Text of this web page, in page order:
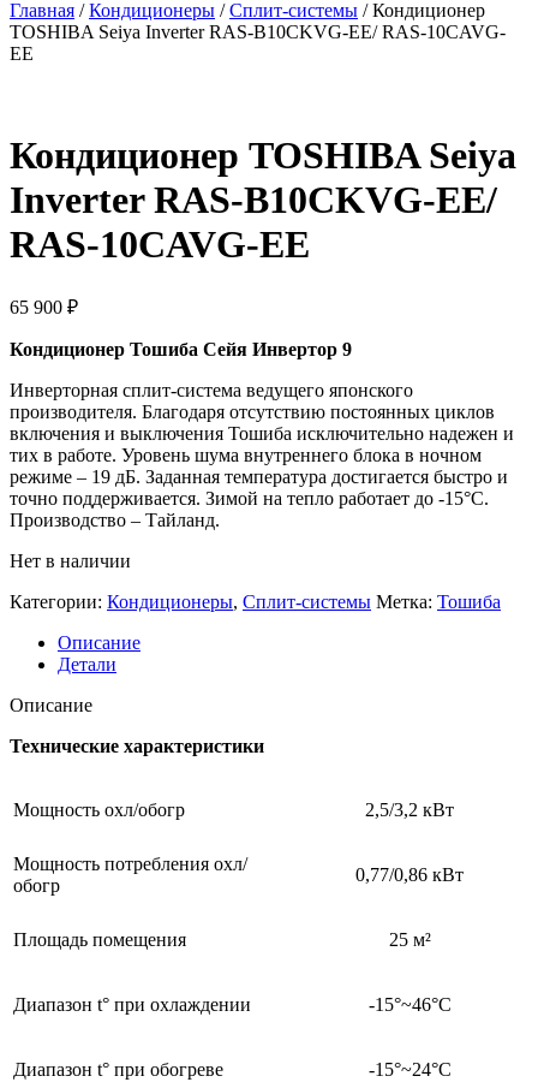
Главная /Кондиционеры /Сплит-системы / Кондиционер
TOSHIBA Seiya Inverter RAS-B10CKVG-EE/ RAS-10CAVG-
EE
Кондиционер TOSHIBA Seiya
Inverter RAS-B10CKVG-EE/
RAS-10CAVG-EE
65 900 ₽
Кондиционер Тошиба Сейя Инвертор 9
Инверторная сплит-система ведущего японского
производителя. Благодаря отсутствию постоянных циклов
включения и выключения Тошиба исключительно надежен и
тих в работе. Уровень шума внутреннего блока в ночном
режиме – 19 дБ. Заданная температура достигается быстро и
точно поддерживается. Зимой на тепло работает до -15°С.
Производство – Тайланд.
Нет в наличии
Категории: Кондиционеры, Сплит-системы Метка: Тошиба
Описание
Детали
Описание
Технические характеристики
Мощность охл/обогр 2,5/3,2 кВт
Мощность потребления охл/
обогр
0,77/0,86 кВт
Площадь помещения 25 м²
Диапазон t° при охлаждении -15°~46°C
Диапазон t° при обогреве -15°~24°C